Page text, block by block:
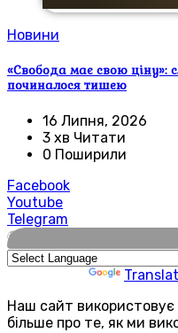
Новини
«Свобода має свою ціну»:
починалося тишею
16 Липня, 2026
3 хв Читати
0 Поширили
Facebook
Youtube
Telegram
🌍
Наш сайт
більше про те, як ми